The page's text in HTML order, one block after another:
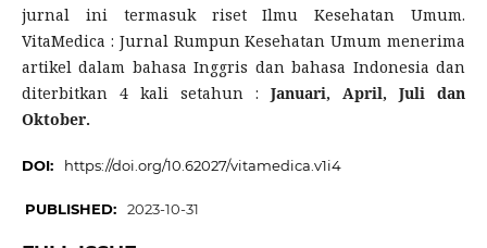
jurnal ini termasuk riset Ilmu Kesehatan Umum.
VitaMedica : Jurnal Rumpun Kesehatan Umum menerima
artikel dalam bahasa Inggris dan bahasa Indonesia dan
diterbitkan 4 kali setahun :Januari, April, Juli dan
Oktober.
DOI: https://doi.org/10.62027/vitamedica.v1i4
PUBLISHED: 2023-10-31